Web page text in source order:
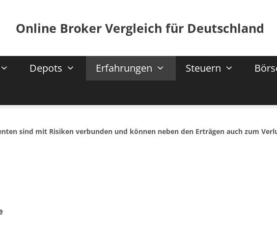
Online Broker Vergleich für Deutschland
Depots Erfahrungen Steuern
sind mit Risiken verbunden und können neben den Erträgen auch zum